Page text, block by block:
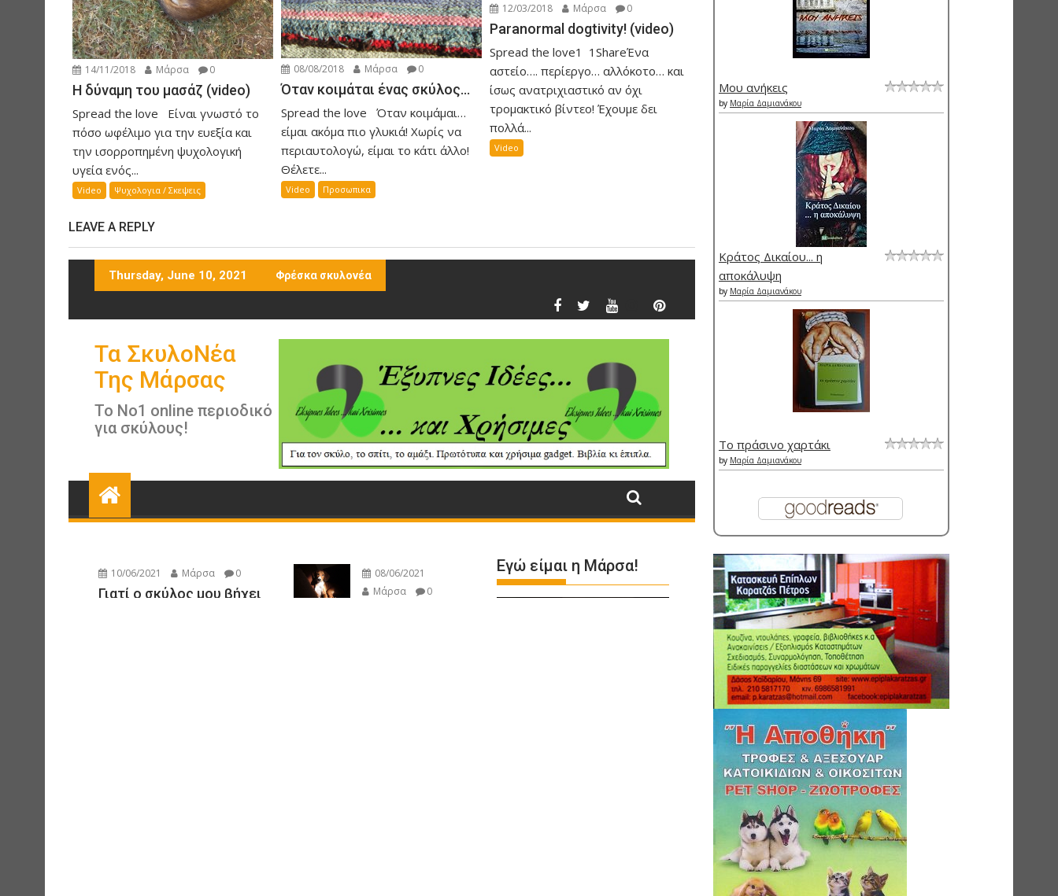
14/11/2018 Μάρσα 0
Η δύναμη του μασάζ (video)
Spread the love Είναι γνωστό το
πόσο ωφέλιμο για την ευεξία και
την ισορροπημένη ψυχολογική
υγεία ενός...
Video Ψυχολογια / Σκεψεις
08/08/2018 Μάρσα 0
Όταν κοιμάται ένας σκύλος…
Spread the love Όταν κοιμάμαι…
είμαι ακόμα πιο γλυκιά! Χωρίς να
περιαυτολογώ, είμαι το κάτι άλλο!
Θέλετε...
Video Προσωπικα
12/03/2018 Μάρσα 0
Paranormal dogtivity! (video)
Spread the love1 1ShareΈνα
αστείο…. περίεργο… αλλόκοτο… και
ίσως ανατριχιαστικό αν όχι
τρομακτικό βίντεο! Έχουμε δει
πολλά...
Video
LEAVE A REPLY
Μου ανήκεις
by Μαρία Δαμιανάκου
Κράτος Δικαίου... η
αποκάλυψη
by Μαρία Δαμιανάκου
Το πράσινο χαρτάκι
by Μαρία Δαμιανάκου